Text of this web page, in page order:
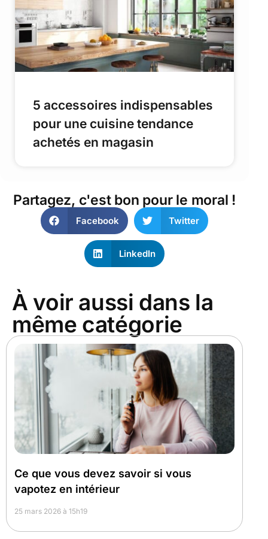
5 accessoires indispensables
pour une cuisine tendance
achetés en magasin
Partagez, c'est bon pour le moral !
Facebook Twitter
LinkedIn
À voir aussi dans la
même catégorie
Ce que vous devez savoir si vous
vapotez en intérieur
25 mars 2026 à 15h19